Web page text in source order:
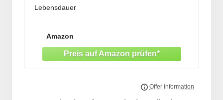
Lebensdauer
Zuordnung
Diese Kappen bestehen aus einem flexiblen
Amazon